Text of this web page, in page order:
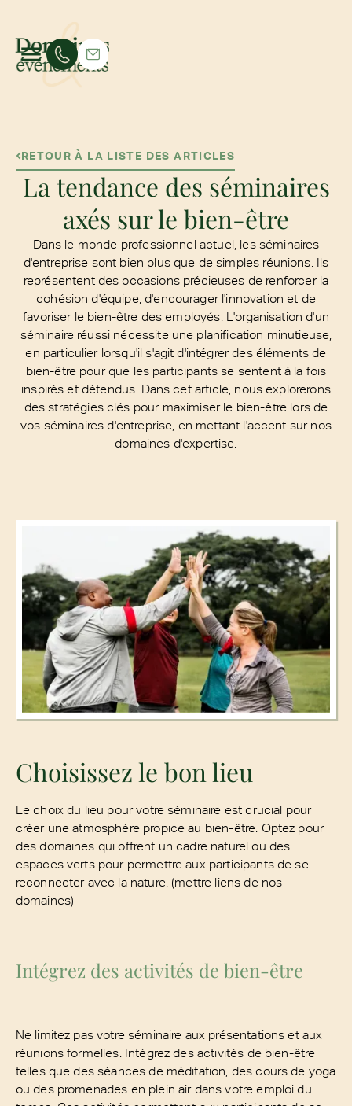
RETOUR À LA LISTE DES ARTICLES
La tendance des séminaires
axés sur le bien-être
Dans le monde professionnel actuel, les séminaires
d'entreprise sont bien plus que de simples réunions. Ils
représentent des occasions précieuses de renforcer la
cohésion d'équipe, d'encourager l'innovation et de
favoriser le bien-être des employés. L'organisation d'un
séminaire réussi nécessite une planification minutieuse,
en particulier lorsqu'il s'agit d'intégrer des éléments de
bien-être pour que les participants se sentent à la fois
inspirés et détendus. Dans cet article, nous explorerons
des stratégies clés pour maximiser le bien-être lors de
vos séminaires d'entreprise, en mettant l'accent sur nos
domaines d'expertise.
Choisissez le bon lieu
Le choix du lieu pour votre séminaire est crucial pour
créer une atmosphère propice au bien-être. Optez pour
des domaines qui offrent un cadre naturel ou des
espaces verts pour permettre aux participants de se
reconnecter avec la nature. (mettre liens de nos
domaines)
Intégrez des activités de bien-être
Ne limitez pas votre séminaire aux présentations et aux
réunions formelles. Intégrez des activités de bien-être
telles que des séances de méditation, des cours de yoga
ou des promenades en plein air dans votre emploi du